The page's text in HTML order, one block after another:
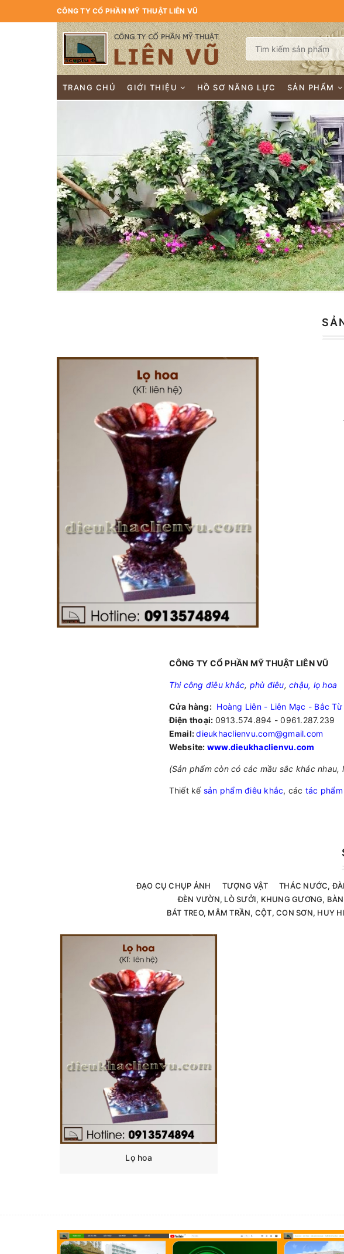
CÔNG TY CỔ PHẦN MỸ THUẬT LIÊN VŨ
TRANG CHỦ GIỚI THIỆU HỒ SƠ NĂNG LỰC SẢN PHẨM
CÔNG TY CỔ PHẦN MỸ THUẬT LIÊN VŨ
Thi công điêu khắc, phù điêu, chậu, lọ hoa
Cửa hàng: Hoàng Liên - Liên Mạc - Bắc
Điện thoại: 0913.574.894 - 0961.287.239
Email:dieukhaclienvu.com@gmail.com
Website: www.dieukhaclienvu.com
(Sản phẩm còn có các mầu sắc khác nhau,
Thiết kế sản phẩm điêu khắc, các tác
ĐẠO CỤ CHỤP ẢNH TƯỢNG VẬT THÁC NƯỚC,
ĐÈN VƯỜN, LÒ SƯỞI, KHUNG GƯƠNG,
BÁT TREO, MÂM TRẦN, CỘT, CON SƠN, HUY
Lọ hoa